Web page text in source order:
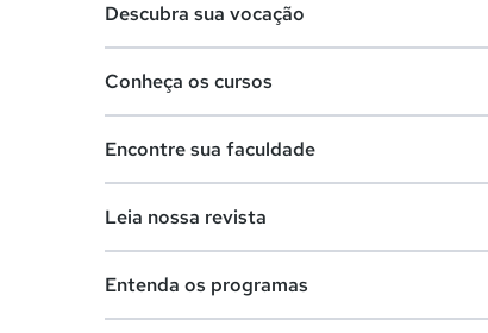
Descubra sua vocação
Lista de profissões
Conheça os cursos
Cursos de graduação
Cursos livres
Encontre sua faculdade
Faculdades na sua cidade
Leia nossa revista
Entenda os programas